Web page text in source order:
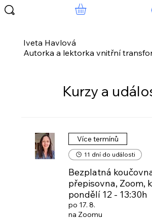
Iveta Havlová
Autorka a lektorka vnitřní
Kurzy a
Více termínů
11 dní do události
Bezplatná
přepisovna, Zoom,
pondělí 12 - 13:30h
po 17. 8.
na Zoomu